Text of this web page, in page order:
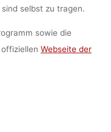
selbst zu tragen.
sowie die
Webseite der